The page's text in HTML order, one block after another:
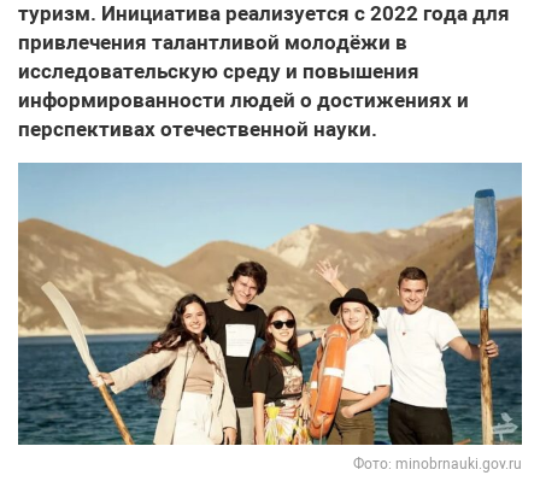
туризм. Инициатива реализуется с 2022 года для
привлечения талантливой молодёжи в
исследовательскую среду и повышения
информированности людей о достижениях и
перспективах отечественной науки.
Фото: minobrnauki.gov.ru